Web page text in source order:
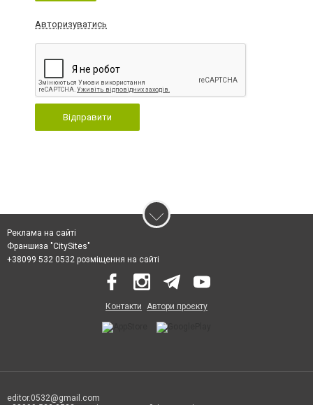
Авторизуватись
Відправити
Реклама на сайті
Франшиза "CitySites"
+38099 532 0532 розміщення на сайті
Контакти Автори проєкту
editor.0532@gmail.com